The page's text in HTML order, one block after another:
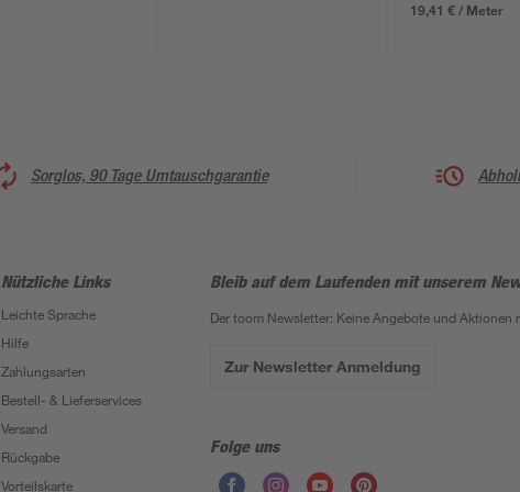
19,41 € / Meter
Sorglos, 90 Tage Umtauschgarantie
Nützliche Links
Leichte Sprache
Hilfe
Zahlungsarten
Bestell- & Lieferservices
Versand
Rückgabe
Vorteilskarte
Bleib auf dem Laufenden mit unserem
Der toom Newsletter: Keine Angebote und Aktionen
Zur Newsletter Anmeldung
Folge uns